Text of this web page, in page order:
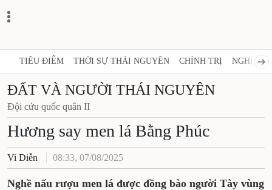
TIÊU ĐIỂM THỜI SỰ THÁI NGUYÊN CHÍNH TRỊ NGHỊ
ĐẤT VÀ NGƯỜI THÁI NGUYÊN
Đội cứu quốc quân II
Hương say men lá Bằng Phúc
Vi Diễn 08:33, 07/08/2025
Nghề nấu rượu men lá được đồng bào người Tày vùng